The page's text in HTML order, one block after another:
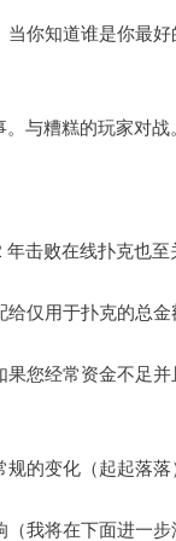
你知道谁是你最
与糟糕的玩家对战。
击败在线扑克也至
仅用于扑克的总金
您经常资金不足
的变化（起起落落
我将在下面进一